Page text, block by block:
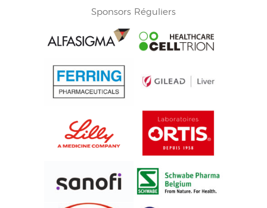
Sponsors Réguliers